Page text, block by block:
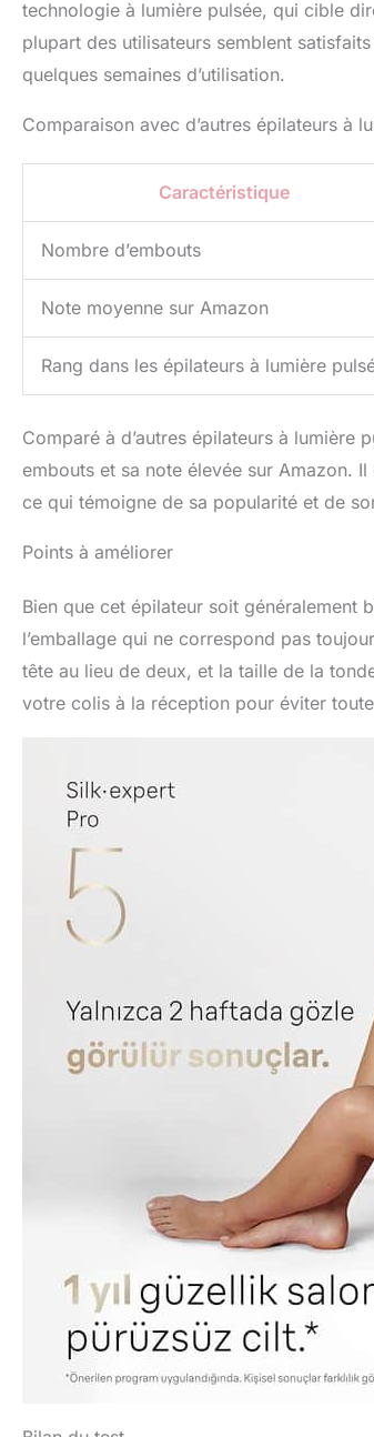
technologie à lumière pulsée, qui cible
plupart des utilisateurs semblent
quelques semaines d’utilisation.
Comparaison avec d’autres épilateurs à
Caractéristique
Nombre d’embouts
Note moyenne sur Amazon
Rang dans les épilateurs à lumière
Comparé à d’autres épilateurs à lumière
embouts et sa note élevée sur Amazon.
ce qui témoigne de sa popularité et de
Points à améliorer
Bien que cet épilateur soit généralement
l’emballage qui ne correspond pas
tête au lieu de deux, et la taille de la
votre colis à la réception pour éviter